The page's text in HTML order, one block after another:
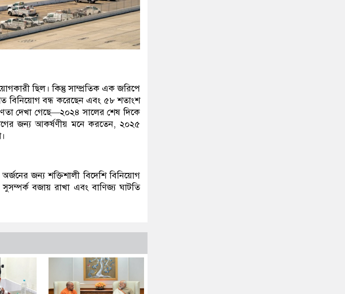
ছিল। কিন্তু সাম্প্রতিক এক জরিপে
বিনিয়োগ বন্ধ করেছেন এবং ৫৮ শতাংশ
দেখা গেছে—২০২৪ সালের শেষ দিকে
জন্য আকর্ষণীয় মনে করতেন, ২০২৫
জন্য শক্তিশালী বিদেশি বিনিয়োগ
বজায় রাখা এবং বাণিজ্য ঘাটতি